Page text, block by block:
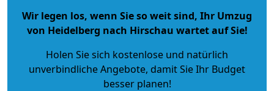
Wir legen los, wenn Sie so weit sind, Ihr Umzug
von Heidelberg nach Hirschau wartet auf Sie!
Holen Sie sich kostenlose und natürlich
unverbindliche Angebote, damit Sie Ihr Budget
besser planen!